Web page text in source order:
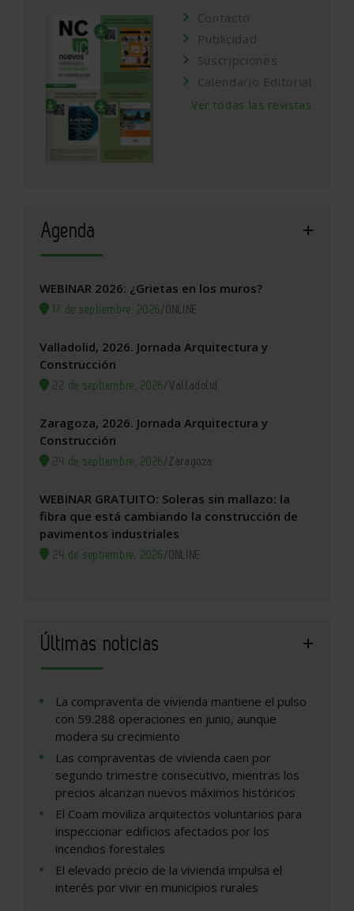
Contacto
Publicidad
Suscripciones
Calendario Editorial
Ver todas las revistas
Agenda
WEBINAR 2026: ¿Grietas en los muros?
17 de septiembre, 2026/ONLINE
Valladolid, 2026. Jornada Arquitectura y
Construcción
22 de septiembre, 2026/Valladolid
Zaragoza, 2026. Jornada Arquitectura y
Construcción
24 de septiembre, 2026/Zaragoza
WEBINAR GRATUITO: Soleras sin mallazo: la
fibra que está cambiando la construcción de
pavimentos industriales
24 de septiembre, 2026/ONLINE
Últimas noticias
La compraventa de vivienda mantiene el pulso
con 59.288 operaciones en junio, aunque
modera su crecimiento
Las compraventas de vivienda caen por
segundo trimestre consecutivo, mientras los
precios alcanzan nuevos máximos históricos
El Coam moviliza arquitectos voluntarios para
inspeccionar edificios afectados por los
incendios forestales
El elevado precio de la vivienda impulsa el
interés por vivir en municipios rurales